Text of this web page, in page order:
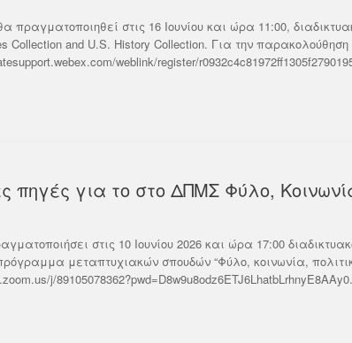
στις 16 Ιουνίου και ώρα 11:00,
Collection and U.S. History Collection. Για την
weblink/register/
πηγές για το στο ΔΠΜΣ Φύλο,
στις 10 Ιουνίου 2026 και ώρα 17:00
μεταπτυχιακών σπουδών “Φύλο, κοινωνία,
j/